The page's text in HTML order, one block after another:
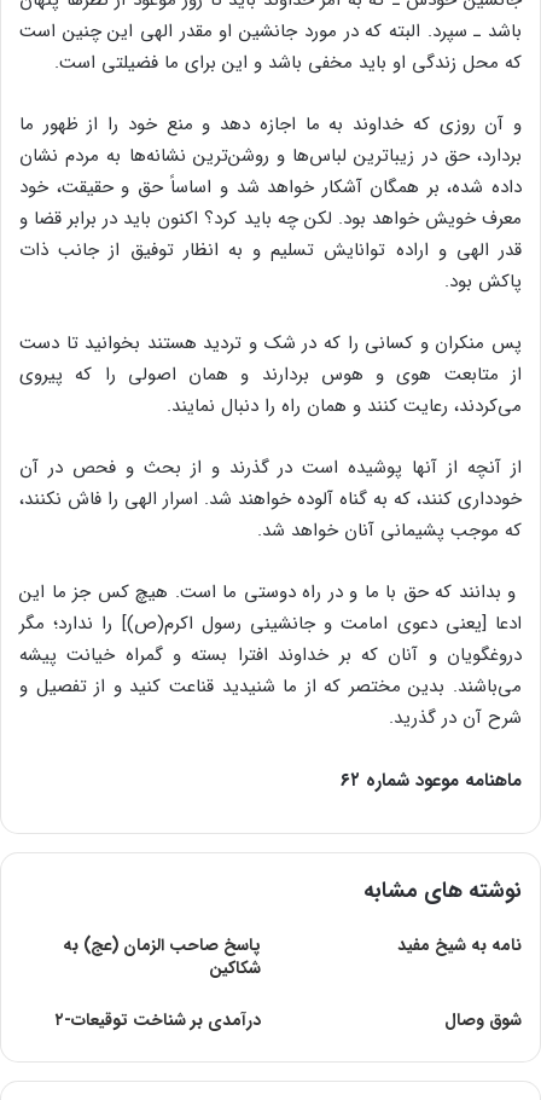
باشد ـ سپرد. البته که در مورد جانشین او مقدر الهی این چنین است
که محل زندگی او باید مخفی باشد و این برای ما فضیلتی است.
و آن روزی که خداوند به ما اجازه دهد و منع خود را از ظهور ما
بردارد، حق در زیباترین لباس‌ها و روشن‌ترین نشانه‌ها به مردم نشان
داده شده، بر همگان آشکار خواهد شد و اساساً حق و حقیقت، خود
معرف خویش خواهد بود. لکن چه باید کرد؟ اکنون باید در برابر قضا و
قدر الهی و اراده توانایش تسلیم و به انظار توفیق از جانب ذات
پاکش بود.
پس منکران و کسانی را که در شک و تردید هستند بخوانید تا دست
از متابعت هوی و هوس بردارند و همان اصولی را که پیروی
می‌کردند، رعایت کنند و همان راه را دنبال نمایند.
از آنچه از آنها پوشیده است در گذرند و از بحث و فحص در آن
خودداری کنند، که به گناه آلوده خواهند شد. اسرار الهی را فاش نکنند،
که موجب پشیمانی آنان خواهد شد.
و بدانند که حق با ما و در راه دوستی ما است. هیچ کس جز ما این
ادعا [یعنی دعوی امامت و جانشینی رسول اکرم(ص)] را ندارد؛ مگر
دروغگویان و آنان که بر خداوند افترا بسته و گمراه خیانت پیشه
می‌باشند. بدین مختصر که از ما شنیدید قناعت کنید و از تفصیل و
شرح آن در گذرید.
ماهنامه موعود شماره ۶۲
نوشته های مشابه
نامه به شیخ مفید
پاسخ صاحب الزمان (عج) به
شکاکین
شوق وصال
درآمدی بر شناخت توقیعات-۲